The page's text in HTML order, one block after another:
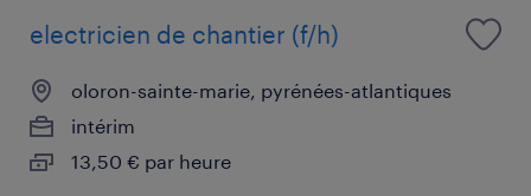
electricien de chantier (f/h)
oloron-sainte-marie, pyrénées-atlantiques
intérim
13,50 € par heure